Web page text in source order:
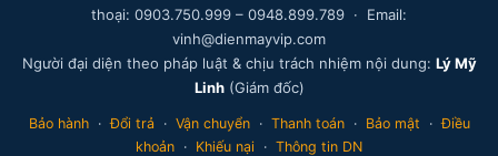
thoại: 0903.750.999 – 0948.899.789 · Email:
vinh@dienmayvip.com
Người đại diện theo pháp luật & chịu trách nhiệm nội dung: Lý Mỹ
Linh(Giám đốc)
Bảo hành·Đổi trả · Vận chuyển· Thanh toán· Bảo mật ·Điều
khoản · Khiếu nại · Thông tin DN